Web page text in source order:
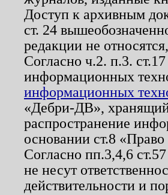
Доступ к архивным
ст. 24
редакции не
Согласно ч.2. п.3.
информационных
информационных
«Дебри-ДВ»,
распространение
основании ст.8
Согласно пп.3,4,6
не несут
действительности и